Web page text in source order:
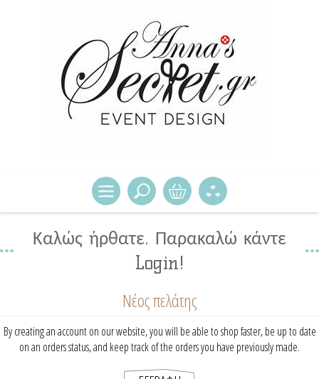
Καλώς ήρθατε. Παρακαλώ κάντε
Login!
Νέος πελάτης
By creating an account on our website, you will be able to shop faster, be up to date
on an orders status, and keep track of the orders you have previously made.